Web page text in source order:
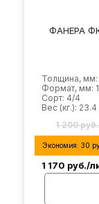
ФАНЕРА
Толщина, мм:
Формат, мм:
Сорт: 4/4
Вес (кг.): 23.4
1 200 руб.
Экономия: 30
1 170 руб./